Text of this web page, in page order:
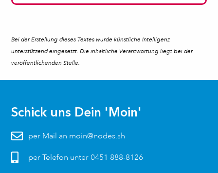
Bei der Erstellung dieses Textes wurde künstliche Intelligenz
unterstützend eingesetzt. Die inhaltliche Verantwortung liegt bei der
veröffentlichenden Stelle.
Schick uns Dein 'Moin'
per Mail an moin@nodes.sh
per Telefon unter 0451 888-8126